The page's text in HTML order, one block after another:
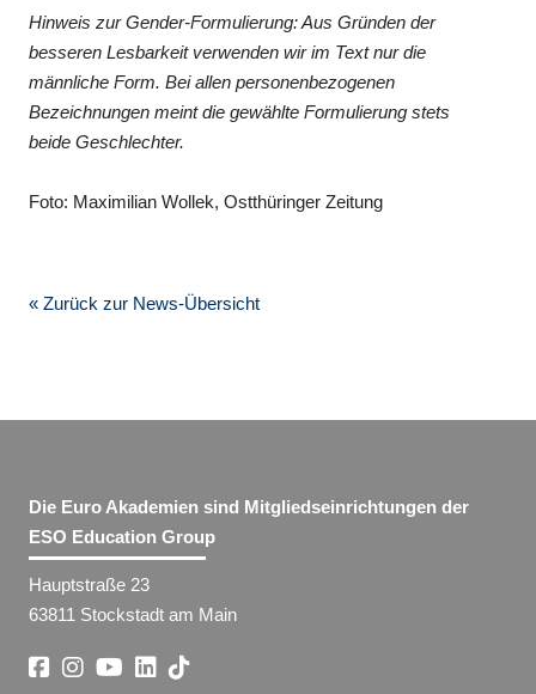
Hinweis zur Gender-Formulierung: Aus Gründen der
besseren Lesbarkeit verwenden wir im Text nur die
männliche Form. Bei allen personenbezogenen
Bezeichnungen meint die gewählte Formulierung stets
beide Geschlechter.
Foto: Maximilian Wollek, Ostthüringer Zeitung
« Zurück zur News-Übersicht
Die Euro Akademien sind Mitgliedseinrichtungen der
ESO Education Group
Hauptstraße 23
63811 Stockstadt am Main